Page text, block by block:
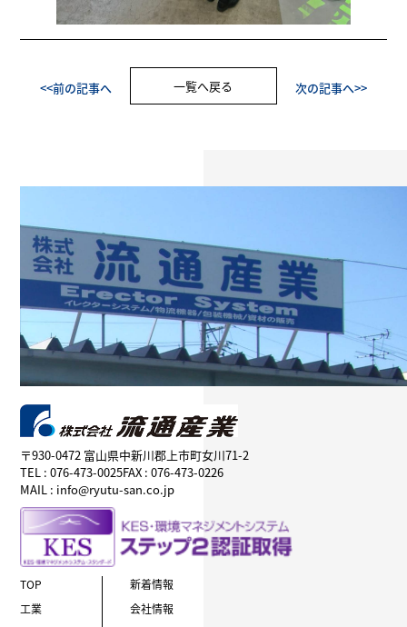
<<前の記事へ 一覧へ戻る 次の記事へ>>
〒930-0472 富山県中新川郡上市町女川71-2
TEL : 076-473-0025FAX : 076-473-0226
MAIL : info@ryutu-san.co.jp
TOP
工業
新着情報
会社情報